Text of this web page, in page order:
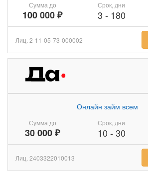
Сумма до
100 000 ₽
Срок, дни
3 - 180
Лиц. 2-11-05-73-000002
Сумма до
30 000 ₽
Онлайн займ всем
Срок, дни
10 - 30
Лиц. 2403322010013